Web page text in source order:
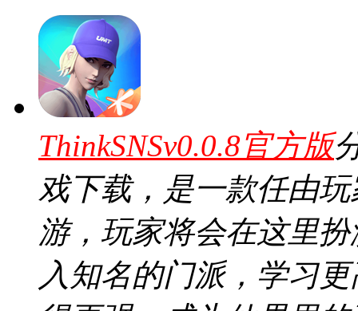
ThinkSNSv0.0.8官方版
戏下载，是一款任由
游，玩家将会在这里
入知名的门派，学习